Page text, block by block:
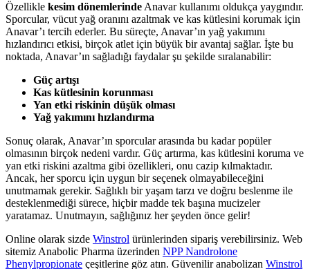
Özellikle kesim dönemlerinde Anavar kullanımı oldukça yaygındır.
Sporcular, vücut yağ oranını azaltmak ve kas kütlesini korumak için
Anavar’ı tercih ederler. Bu süreçte, Anavar’ın yağ yakımını
hızlandırıcı etkisi, birçok atlet için büyük bir avantaj sağlar. İşte bu
noktada, Anavar’ın sağladığı faydalar şu şekilde sıralanabilir:
Güç artışı
Kas kütlesinin korunması
Yan etki riskinin düşük olması
Yağ yakımını hızlandırma
Sonuç olarak, Anavar’ın sporcular arasında bu kadar popüler
olmasının birçok nedeni vardır. Güç artırma, kas kütlesini koruma ve
yan etki riskini azaltma gibi özellikleri, onu cazip kılmaktadır.
Ancak, her sporcu için uygun bir seçenek olmayabileceğini
unutmamak gerekir. Sağlıklı bir yaşam tarzı ve doğru beslenme ile
desteklenmediği sürece, hiçbir madde tek başına mucizeler
yaratamaz. Unutmayın, sağlığınız her şeyden önce gelir!
Online olarak sizde Winstrol ürünlerinden sipariş verebilirsiniz. Web
sitemiz Anabolic Pharma üzerinden NPP Nandrolone
Phenylpropionate çeşitlerine göz atın. Güvenilir anabolizan Winstrol